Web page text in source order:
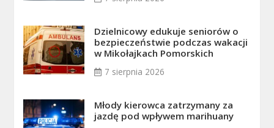
Dzielnicowy edukuje seniorów o
bezpieczeństwie podczas wakacji
w Mikołajkach Pomorskich
7 sierpnia 2026
Młody kierowca zatrzymany za
jazdę pod wpływem marihuany